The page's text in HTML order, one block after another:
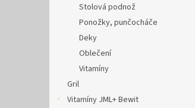
Stolová podnož
Ponožky, punčocháče
Deky
Oblečení
Vitamíny
Gril
Vitamíny JML+ Bewit